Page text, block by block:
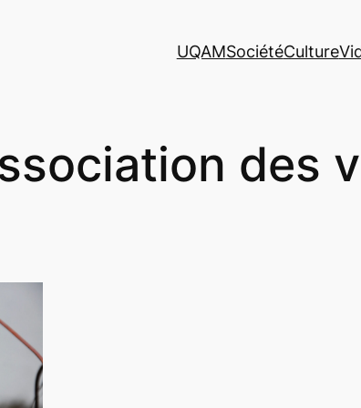
UQAMSociétéCulture
des